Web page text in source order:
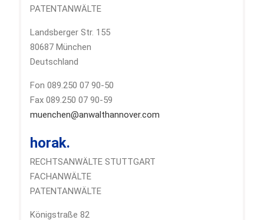
PATENTANWÄLTE
Landsberger Str. 155
80687 München
Deutschland
Fon 089.250 07 90-50
Fax 089.250 07 90-59
muenchen@anwalthannover.com
horak.
RECHTSANWÄLTE STUTTGART
FACHANWÄLTE
PATENTANWÄLTE
Königstraße 82